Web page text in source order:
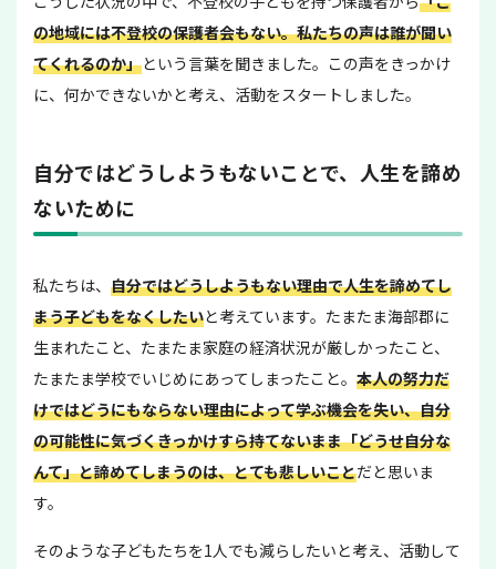
の地域には不登校の保護者会もない。私たちの声は誰が聞い
てくれるのか」という言葉を聞きました。この声をきっかけ
に、何かできないかと考え、活動をスタートしました。
自分ではどうしようもないことで、人生を諦め
ないために
私たちは、 自分ではどうしようもない理由で人生を諦めてし
まう子どもをなくしたいと考えています。たまたま海部郡に
生まれたこと、たまたま家庭の経済状況が厳しかったこと、
たまたま学校でいじめにあってしまったこと。 本人の努力だ
けではどうにもならない理由によって学ぶ機会を失い、自分
の可能性に気づくきっかけすら持てないまま「どうせ自分な
んて」と諦めてしまうのは、とても悲しいことだと思いま
す。
そのような子どもたちを1人でも減らしたいと考え、活動して